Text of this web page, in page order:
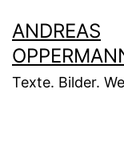
Inhalt
springen
ANDREAS
Texte. Bilder.